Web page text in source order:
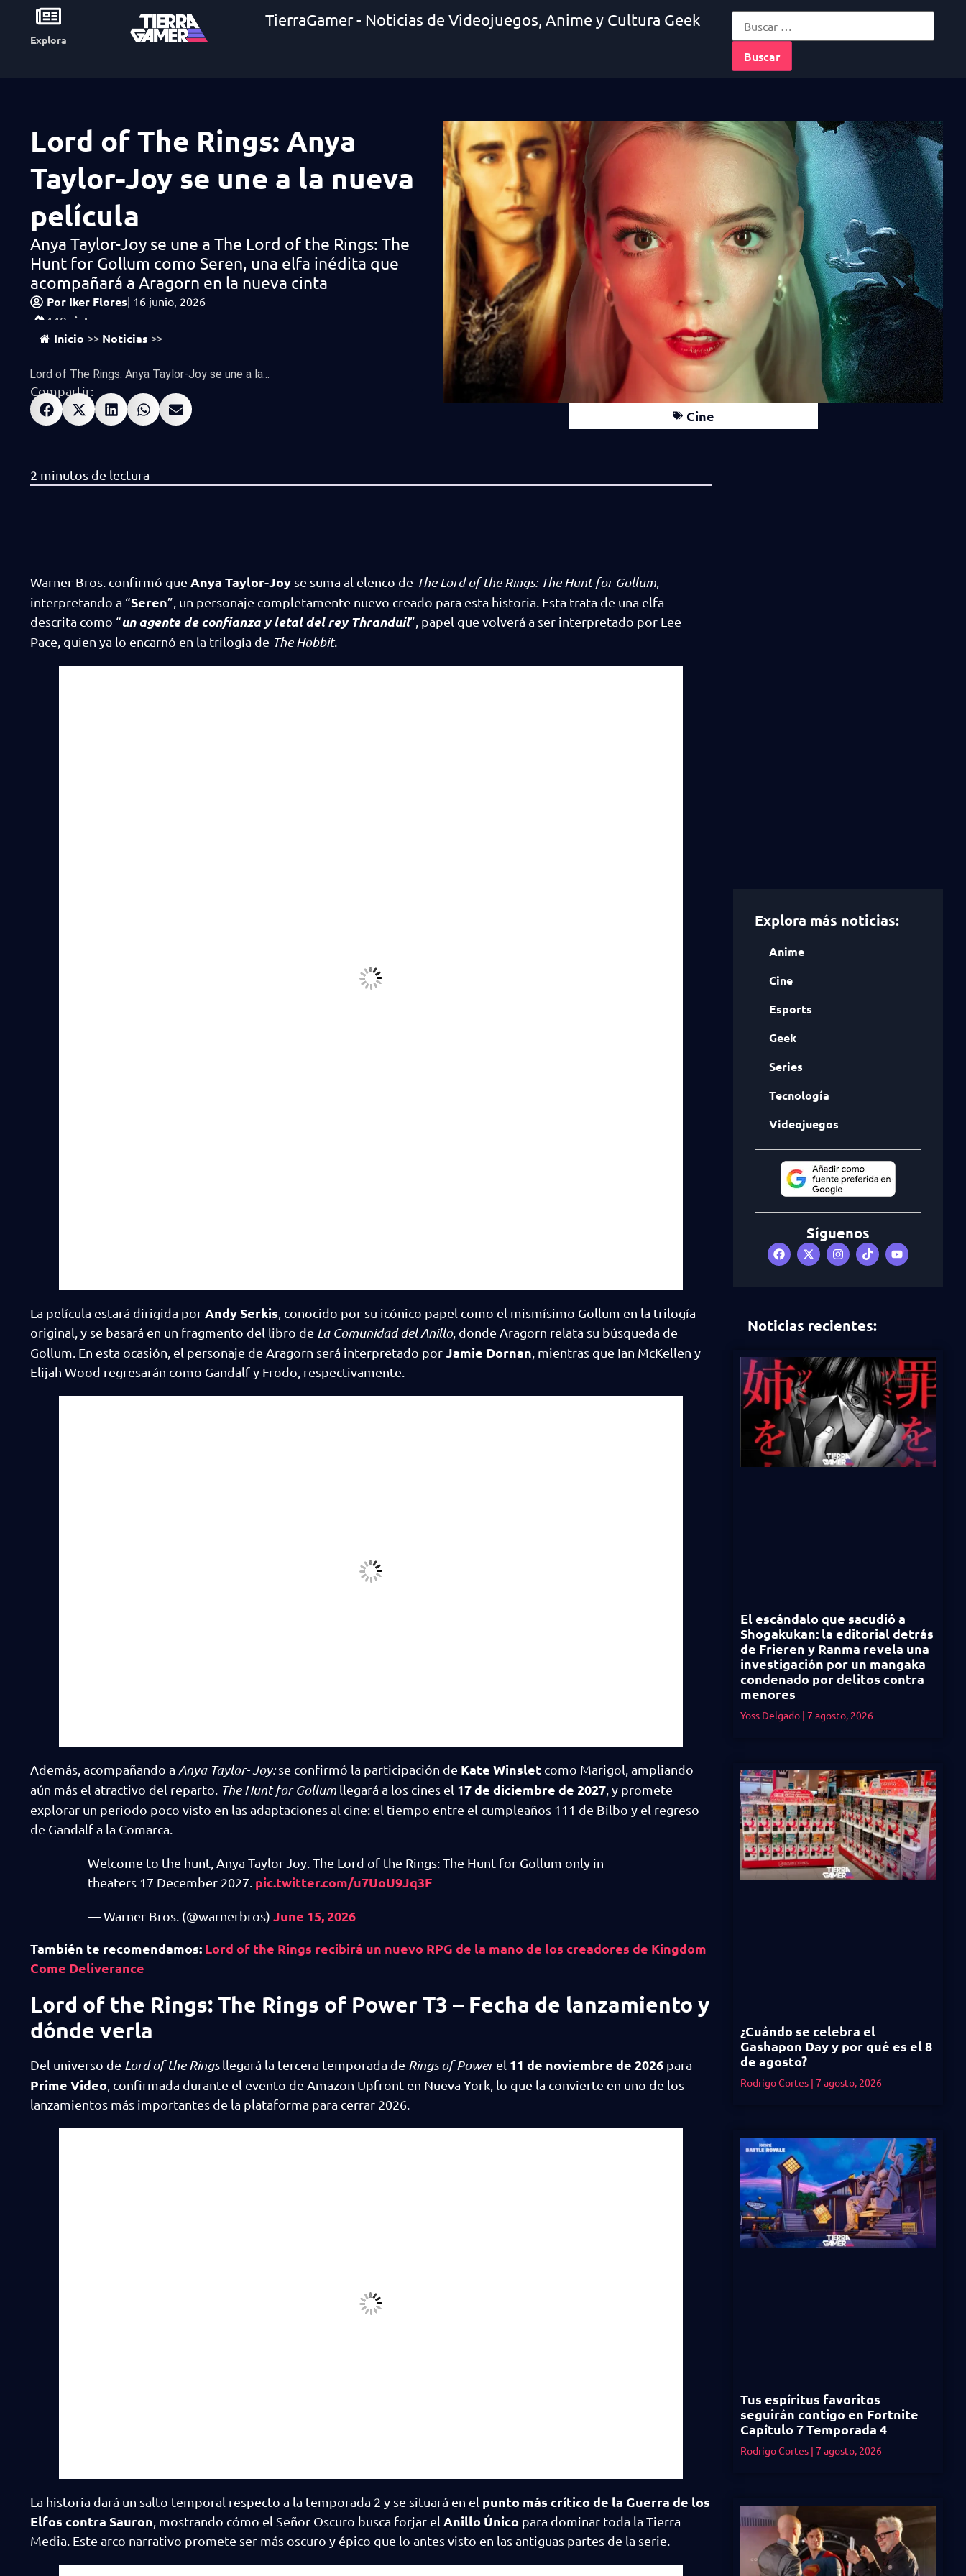
Explora
TierraGamer - Noticias de Videojuegos, Anime y Cultura Geek
Lord of The Rings: Anya
Taylor-Joy se une a la nueva
película
Anya Taylor-Joy se une a The Lord of the Rings: The
Hunt for Gollum como Seren, una elfa inédita que
acompañará a Aragorn en la nueva cinta
Por Iker Flores| 16 junio, 2026
449 vistas
Inicio >> Noticias >>
Lord of The Rings: Anya Taylor-Joy se une a la...
Compartir:
Cine
Warner Bros. confirmó que Anya Taylor-Joy se suma al elenco de The Lord of the Rings: The Hunt for Gollum
interpretando a “Seren”, un personaje completamente nuevo creado para esta historia. Esta trata de una elfa
descrita como “un agente de confianza y letal del rey Thranduil”, papel que volverá a ser interpretado por Lee
Pace, quien ya lo encarnó en la trilogía de The Hobbit.
La película estará dirigida porAndy Serkis , conocido por su icónico papel como el mismísimo Gollum en la trilogía
original, y se basará en un fragmento del libro de La Comunidad del Anillo, donde Aragorn relata su búsqueda de
Gollum. En esta ocasión, el personaje de Aragorn será interpretado porJamie Dornan , mientras que Ian McKellen y
Elijah Wood regresarán como Gandalf y Frodo, respectivamente.
Además, acompañando a Anya Taylor- Joy:se confirmó la participación de Kate Winslet como Marigol, ampliando
aún más el atractivo del reparto. The Hunt for Gollum llegará a los cines el 17 de diciembre de 2027 , y promete
explorar un periodo poco visto en las adaptaciones al cine: el tiempo entre el cumpleaños 111 de Bilbo y el regreso
de Gandalf a la Comarca.
Welcome to the hunt, Anya Taylor-Joy. The Lord of the Rings: The Hunt for Gollum only in
theaters 17 December 2027. pic.twitter.com/u7UoU9Jq3F
— Warner Bros. (@warnerbros) June 15, 2026
También te recomendamos: Lord of the Rings recibirá un nuevo RPG de la mano de los creadores de Kingdom
Come Deliverance
Lord of the Rings: The Rings of Power T3 – Fecha de lanzamiento y
dónde verla
Del universo de Lord of the Ringsllegará la tercera temporada de Rings of Powerel 11 de noviembre de 2026 para
Prime Video , confirmada durante el evento de Amazon Upfront en Nueva York, lo que la convierte en uno de los
lanzamientos más importantes de la plataforma para cerrar 2026.
La historia dará un salto temporal respecto a la temporada 2 y se situará en el punto más crítico de la Guerra de los
Elfos contra Sauron, mostrando cómo el Señor Oscuro busca forjar el Anillo Único para dominar toda la Tierra
Media. Este arco narrativo promete ser más oscuro y épico que lo antes visto en las antiguas partes de la serie.
Explora más noticias:
Anime
Cine
Esports
Geek
Series
Tecnología
Videojuegos
Síguenos
Noticias recientes:
El escándalo que sacudió a
Shogakukan: la editorial detrás
de Frieren y Ranma revela una
investigación por un mangaka
condenado por delitos contra
menores
Yoss Delgado 7 agosto, 2026
¿Cuándo se celebra el
Gashapon Day y por qué es el 8
de agosto?
Rodrigo Cortes 7 agosto, 2026
Tus espíritus favoritos
seguirán contigo en Fortnite
Capítulo 7 Temporada 4
Rodrigo Cortes 7 agosto, 2026